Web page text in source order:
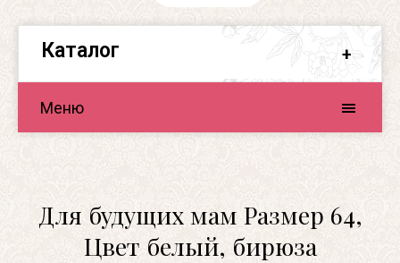
Каталог
Меню
Для будущих мам Размер 64,
Цвет белый, бирюза